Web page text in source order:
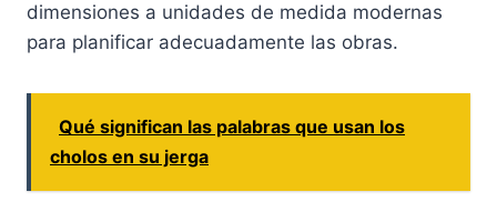
dimensiones a unidades de medida modernas
para planificar adecuadamente las obras.
Qué significan las palabras que usan los
cholos en su jerga